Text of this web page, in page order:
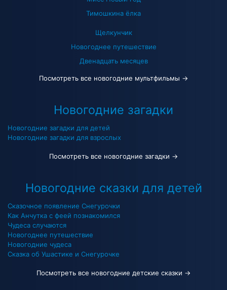
Тимошкина ёлка
Щелкунчик
Новогоднее путешествие
Двенадцать месяцев
Посмотреть все новогодние мультфильмы →
Новогодние загадки
Новогодние загадки для детей
Новогодние загадки для взрослых
Посмотреть все новогодние загадки →
Новогодние сказки для детей
Сказочное появление Снегурочки
Как Анчутка с феей познакомился
Чудеса случаются
Новогоднее путешествие
Новогодние чудеса
Сказка об Ушастике и Снегурочке
Посмотреть все новогодние детские сказки →